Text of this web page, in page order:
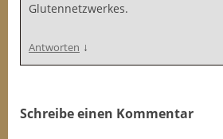
Glutennetzwerkes.
Antworten ↓
Schreibe einen Kommentar